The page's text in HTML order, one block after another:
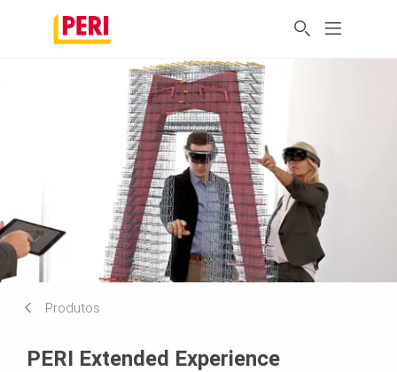
Produtos
PERI Extended Experience